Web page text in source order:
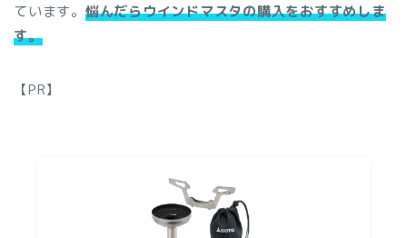
ています。 悩んだらウインドマスタの購入をおすすめしま
す。
【PR】